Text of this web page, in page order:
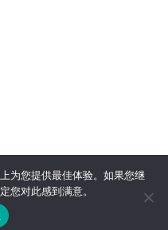
所有.
为您提供最佳体验。如果您继
您对此感到满意。